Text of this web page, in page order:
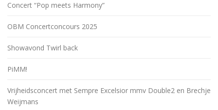
Concert “Pop meets Harmony”
OBM Concertconcours 2025
Showavond Twirl back
PiMM!
Vrijheidsconcert met Sempre Excelsior mmv Double2 en Brechje
Weijmans